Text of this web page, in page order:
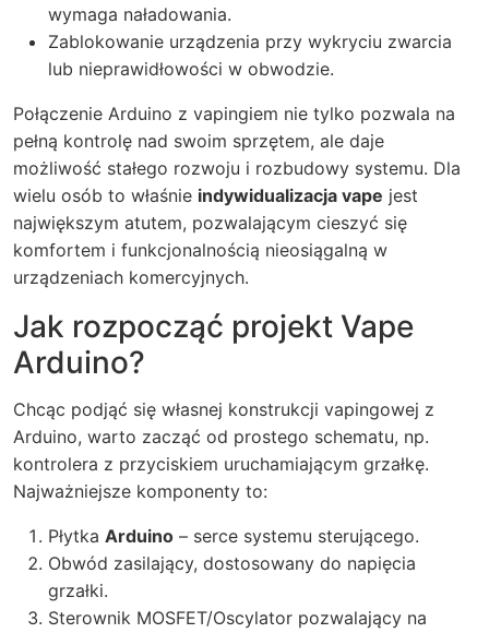
wymaga naładowania.
Zablokowanie urządzenia przy wykryciu zwarcia
lub nieprawidłowości w obwodzie.
Połączenie Arduino z vapingiem nie tylko pozwala na
pełną kontrolę nad swoim sprzętem, ale daje
możliwość stałego rozwoju i rozbudowy systemu. Dla
wielu osób to właśnie indywidualizacja vape jest
największym atutem, pozwalającym cieszyć się
komfortem i funkcjonalnością nieosiągalną w
urządzeniach komercyjnych.
Jak rozpocząć projekt Vape
Arduino?
Chcąc podjąć się własnej konstrukcji vapingowej z
Arduino, warto zacząć od prostego schematu, np.
kontrolera z przyciskiem uruchamiającym grzałkę.
Najważniejsze komponenty to:
Płytka Arduino – serce systemu sterującego.
Obwód zasilający, dostosowany do napięcia
grzałki.
Sterownik MOSFET/Oscylator pozwalający na